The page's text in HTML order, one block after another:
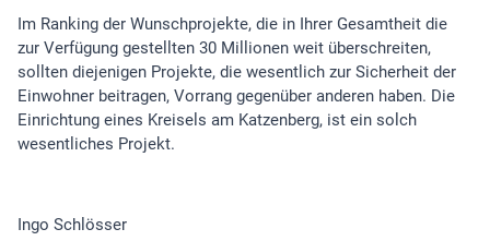
Im Ranking der Wunschprojekte, die in Ihrer Gesamtheit die
zur Verfügung gestellten 30 Millionen weit überschreiten,
sollten diejenigen Projekte, die wesentlich zur Sicherheit der
Einwohner beitragen, Vorrang gegenüber anderen haben. Die
Einrichtung eines Kreisels am Katzenberg, ist ein solch
wesentliches Projekt.
Ingo Schlösser